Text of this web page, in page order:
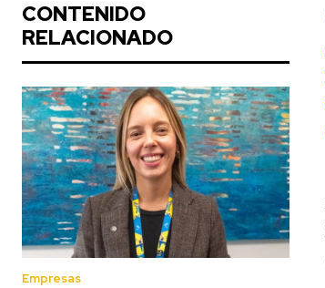
CONTENIDO
RELACIONADO
Empresas